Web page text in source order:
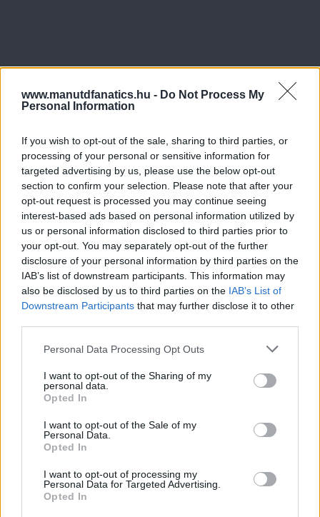
www.manutdfanatics.hu - Do Not Process My
Personal Information
If you wish to opt-out of the sale, sharing to third parties, or
processing of your personal or sensitive information for
targeted advertising by us, please use the below opt-out
section to confirm your selection. Please note that after your
opt-out request is processed you may continue seeing
interest-based ads based on personal information utilized by
us or personal information disclosed to third parties prior to
your opt-out. You may separately opt-out of the further
disclosure of your personal information by third parties on the
IAB’s list of downstream participants. This information may
also be disclosed by us to third parties on the IAB’s List of
Downstream Participants that may further disclose it to other
Please note that this website/app uses one or more Google
not limited to your visit or usage behaviour. You may click to
grant or deny consent to Google and its third-party tags to
use your data for below specified purposes in below Google
consent section.
Personal Data Processing Opt Outs
I want to opt-out of the Sharing of my
personal data.
Opted In
I want to opt-out of the Sale of my
Personal Data.
Opted In
I want to opt-out of processing my
Personal Data for Targeted Advertising.
Opted In